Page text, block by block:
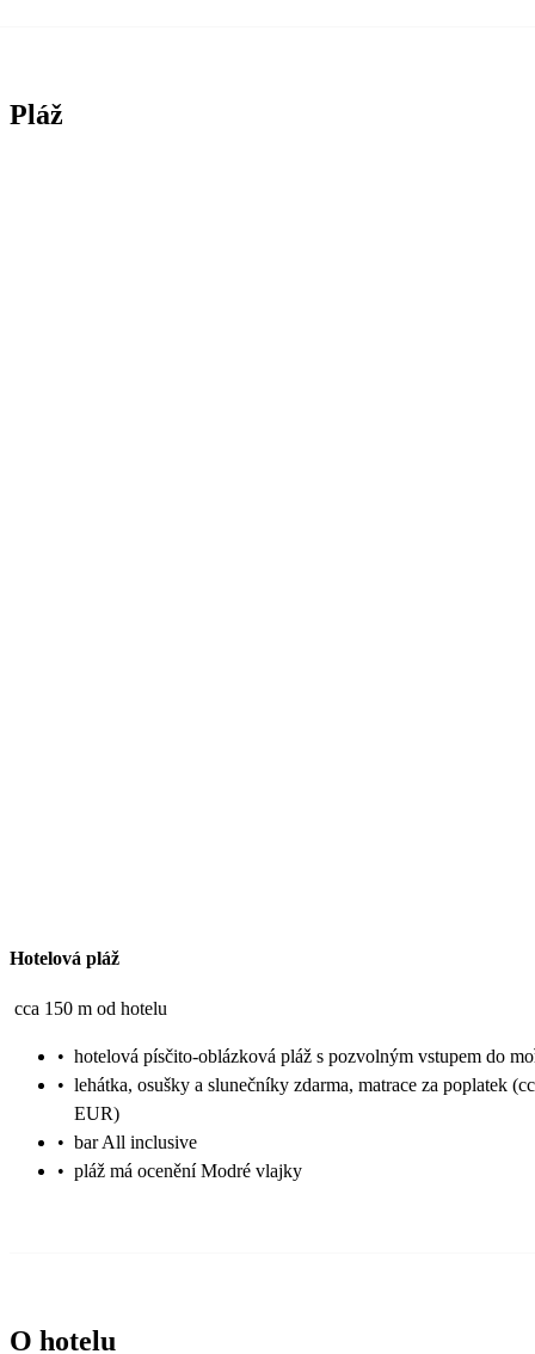
Pláž
Hotelová pláž
cca 150 m od hotelu
• hotelová písčito-oblázková pláž s pozvolným vstupem do
• lehátka, osušky a slunečníky zdarma, matrace za poplatek
EUR)
• bar All inclusive
• pláž má ocenění Modré vlajky
O hotelu